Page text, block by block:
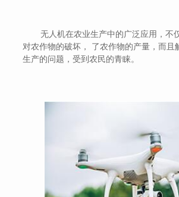
无人机在农业生产中的广泛应用，不
对农作物的破坏， 了农作物的产量，而且
生产的问题，受到农民的青睐。